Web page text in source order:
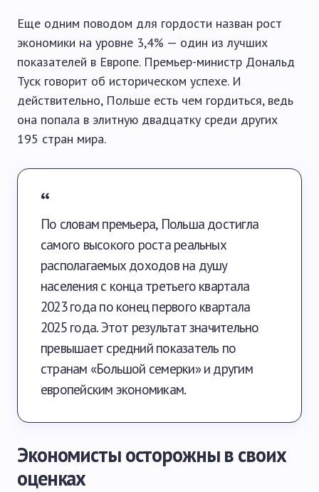
Еще одним поводом для гордости назван рост
экономики на уровне 3,4% — один из лучших
показателей в Европе. Премьер-министр Дональд
Туск говорит об историческом успехе. И
действительно, Польше есть чем гордиться, ведь
она попала в элитную двадцатку среди других
195 стран мира.
По словам премьера, Польша достигла
самого высокого роста реальных
располагаемых доходов на душу
населения с конца третьего квартала
2023 года по конец первого квартала
2025 года. Этот результат значительно
превышает средний показатель по
странам «Большой семерки» и другим
европейским экономикам.
Экономисты осторожны в своих
оценках